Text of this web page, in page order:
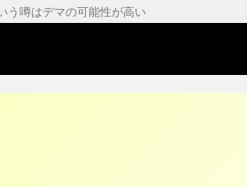
う噂はデマの可能性が高い